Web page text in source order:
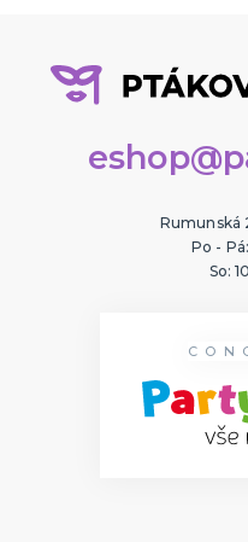
Rumunská
Po -
So: